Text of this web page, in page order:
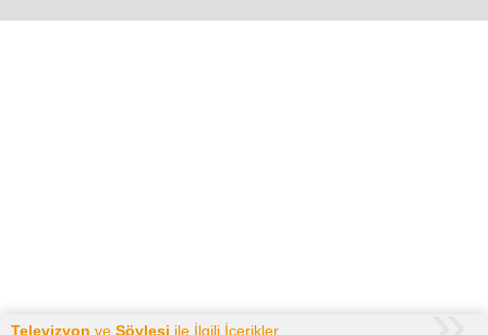
Televizyon ve Söyleşi ile İlgili İçerikler